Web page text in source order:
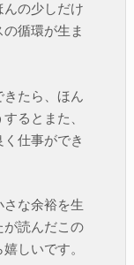
の少しだけ
循環が生ま
たら、ほん
るとまた、
仕事ができ
な余裕を生
が読んだこの
しいです。